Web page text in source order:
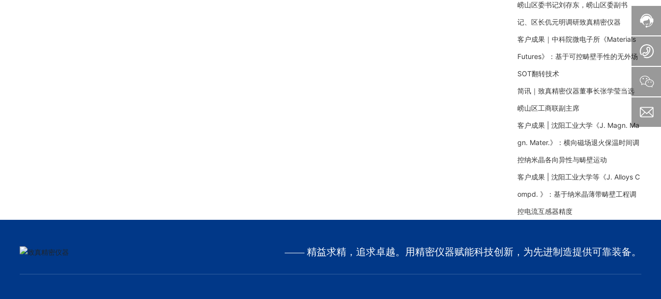
崂山区委书记刘存东，崂山区委副书
记、区长仉元明调研致真精密仪器
客户成果｜中科院微电子所《Materials
Futures》：基于可控畴壁手性的无外场
SOT翻转技术
简讯｜致真精密仪器董事长张学莹当选
崂山区工商联副主席
客户成果 | 沈阳工业大学《J. Magn. Ma
gn. Mater.》：横向磁场退火保温时间调
控纳米晶各向异性与畴壁运动
客户成果 | 沈阳工业大学等《J. Alloys C
ompd. 》：基于纳米晶薄带畴壁工程调
控电流互感器精度
—— 精益求精，追求卓越。用精密仪器赋能科技创新，为先进制造提供可靠装备。